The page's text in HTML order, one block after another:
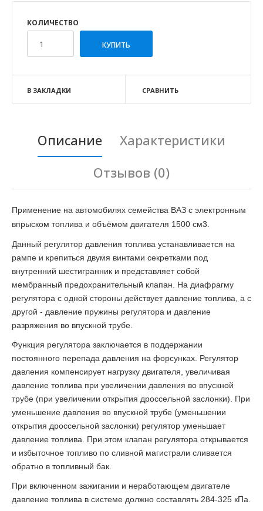
КОЛИЧЕСТВО
В ЗАКЛАДКИ СРАВНИТЬ
Описание
Характеристики
Отзывов (0)
Применение на автомобилях семейства ВАЗ с электронным
впрыском топлива и объёмом двигателя 1500 см3
Данный регулятор давления топлива устанавливается на
рампе и крепиться двумя винтами секретками под
внутренний шестигранник и представляет собой
мембранный предохранительный клапан. На диафрагму
регулятора с одной стороны действует давление топлива, а с
другой - давление пружины регулятора и давление
разряжения во впускной трубе.
Функция регулятора заключается в поддержании
постоянного перепада давления на форсунках. Регулятор
давления компенсирует нагрузку двигателя, увеличивая
давление топлива при увеличении давления во впускной
трубе (при увеличении открытия дроссельной заслонки). При
уменьшение давления во впускной трубе (уменьшении
открытия дроссельной заслонки) регулятор уменьшает
давление топлива. При этом клапан регулятора открывается
и избыточное топливо по сливной магистрали сливается
обратно в топливный бак.
При включенном зажигании и неработающем двигателе
давление топлива в системе должно составлять 284-325 кПа.